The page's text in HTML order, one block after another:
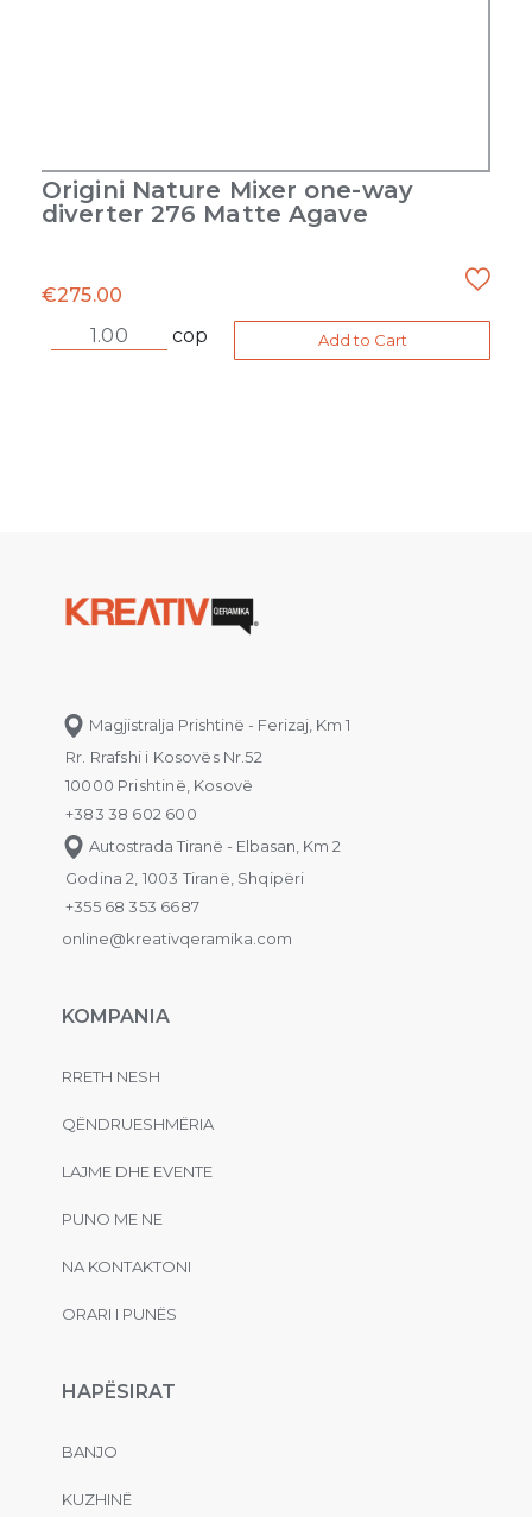
Origini Nature Mixer one-way
diverter 276 Matte Agave
€275.00
cop
Add to Cart
Magjistralja Prishtinë - Ferizaj, Km 1
Rr. Rrafshi i Kosovës Nr.52
10000 Prishtinë, Kosovë
+383 38 602 600
Autostrada Tiranë - Elbasan, Km 2
Godina 2, 1003 Tiranë, Shqipëri
+355 68 353 6687
online@kreativqeramika.com
KOMPANIA
RRETH NESH
QËNDRUESHMËRIA
LAJME DHE EVENTE
PUNO ME NE
NA KONTAKTONI
ORARI I PUNËS
HAPËSIRAT
BANJO
KUZHINË